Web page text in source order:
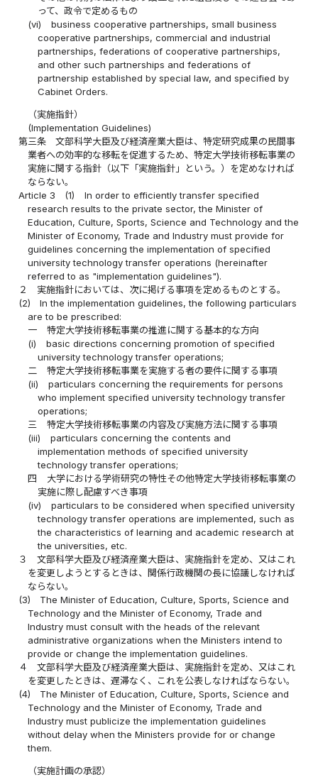
って、政令で定めるもの
(vi)
business cooperative partnerships, small business
cooperative partnerships, commercial and industrial
partnerships, federations of cooperative partnerships,
and other such partnerships and federations of
partnership established by special law, and specified by
Cabinet Orders.
（実施指針）
(Implementation Guidelines)
第三条
文部科学大臣及び経済産業大臣は、特定研究成果の民間事
業者への効率的な移転を促進するため、特定大学技術移転事業の
実施に関する指針（以下「実施指針」という。）を定めなければ
ならない。
Article 3
(1)
In order to efficiently transfer specified
research results to the private sector, the Minister of
Education, Culture, Sports, Science and Technology and the
Minister of Economy, Trade and Industry must provide for
guidelines concerning the implementation of specified
university technology transfer operations (hereinafter
referred to as "implementation guidelines").
２
実施指針においては、次に掲げる事項を定めるものとする。
(2)
In the implementation guidelines, the following particulars
are to be prescribed:
一
特定大学技術移転事業の推進に関する基本的な方向
(i)
basic directions concerning promotion of specified
university technology transfer operations;
二
特定大学技術移転事業を実施する者の要件に関する事項
(ii)
particulars concerning the requirements for persons
who implement specified university technology transfer
operations;
三
特定大学技術移転事業の内容及び実施方法に関する事項
(iii)
particulars concerning the contents and
implementation methods of specified university
technology transfer operations;
四
大学における学術研究の特性その他特定大学技術移転事業の
実施に際し配慮すべき事項
(iv)
particulars to be considered when specified university
technology transfer operations are implemented, such as
the characteristics of learning and academic research at
the universities, etc.
３
文部科学大臣及び経済産業大臣は、実施指針を定め、又はこれ
を変更しようとするときは、関係行政機関の長に協議しなければ
ならない。
(3)
The Minister of Education, Culture, Sports, Science and
Technology and the Minister of Economy, Trade and
Industry must consult with the heads of the relevant
administrative organizations when the Ministers intend to
provide or change the implementation guidelines.
４
文部科学大臣及び経済産業大臣は、実施指針を定め、又はこれ
を変更したときは、遅滞なく、これを公表しなければならない。
(4)
The Minister of Education, Culture, Sports, Science and
Technology and the Minister of Economy, Trade and
Industry must publicize the implementation guidelines
without delay when the Ministers provide for or change
them.
（実施計画の承認）